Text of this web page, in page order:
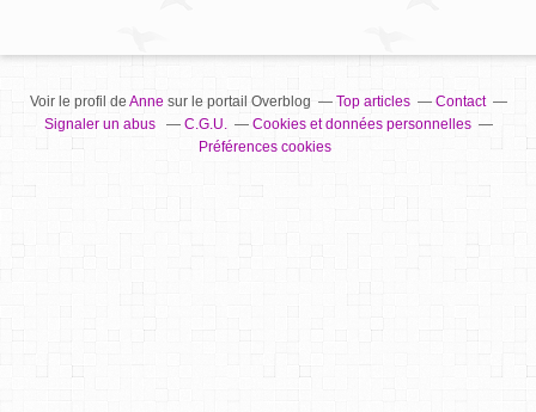
Voir le profil de Annesur le portail Overblog Top articles
Contact
Signaler un abus
C.G.U.
Cookies et données personnelles
Préférences cookies